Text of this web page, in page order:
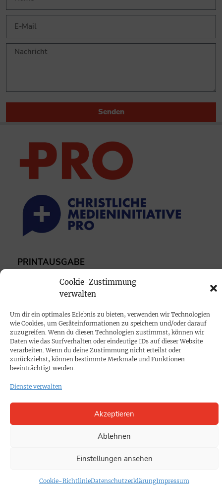
Cookie-Zustimmung
verwalten
Um dir ein optimales Erlebnis zu bieten, verwenden wir Technologien
wie Cookies, um Geräteinformationen zu speichern und/oder darauf
zuzugreifen. Wenn du diesen Technologien zustimmst, können wir
Daten wie das Surfverhalten oder eindeutige IDs auf dieser Website
verarbeiten. Wenn du deine Zustimmung nicht erteilst oder
zurückziehst, können bestimmte Merkmale und Funktionen
beeinträchtigt werden.
Dienste verwalten
Akzeptieren
Ablehnen
Einstellungen ansehen
Cookie-RichtlinieDatenschutzerklärungImpressum
Senden
PRINTAUSGABE
Mediadaten
Impressum
SPENDEN
Datenschutz